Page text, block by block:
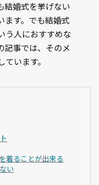
結婚式を挙げない
ます。でも結婚式
う人におすすめな
記事では、そのメ
います。
着ることが出来る
い